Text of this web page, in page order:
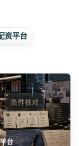
资平台
台